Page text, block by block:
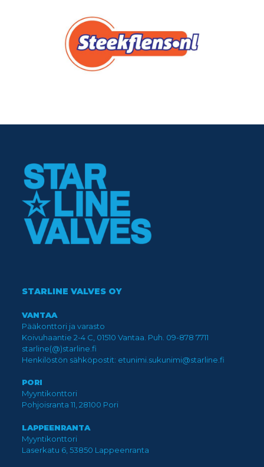
STARLINE VALVES OY
VANTAA
Pääkonttori ja varasto
Koivuhaantie 2-4 C, 01510 Vantaa. Puh. 09-878 7711
starline(@)starline.fi
Henkilöstön sähköpostit: etunimi.sukunimi@starline.fi
PORI
Myyntikonttori
Pohjoisranta 11, 28100 Pori
LAPPEENRANTA
Myyntikonttori
Laserkatu 6, 53850 Lappeenranta